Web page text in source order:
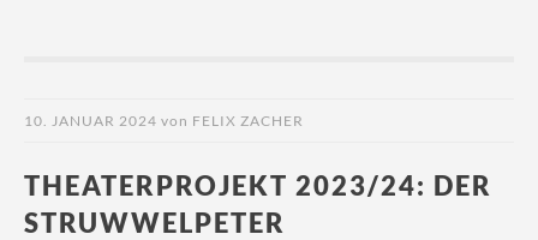
10. JANUAR 2024 von FELIX ZACHER
THEATERPROJEKT 2023/24: DER
STRUWWELPETER